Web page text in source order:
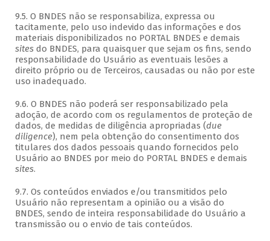
9.5. O BNDES não se responsabiliza, expressa ou
tacitamente, pelo uso indevido das informações e dos
materiais disponibilizados no PORTAL BNDES e demais
sitesdo BNDES, para quaisquer que sejam os fins, sendo
responsabilidade do Usuário as eventuais lesões a
direito próprio ou de Terceiros, causadas ou não por este
uso inadequado.
9.6. O BNDES não poderá ser responsabilizado pela
adoção, de acordo com os regulamentos de proteção de
dados, de medidas de diligência apropriadas (due
diligence), nem pela obtenção do consentimento dos
titulares dos dados pessoais quando fornecidos pelo
Usuário ao BNDES por meio do PORTAL BNDES e demais
sites.
9.7. Os conteúdos enviados e/ou transmitidos pelo
Usuário não representam a opinião ou a visão do
BNDES, sendo de inteira responsabilidade do Usuário a
transmissão ou o envio de tais conteúdos.